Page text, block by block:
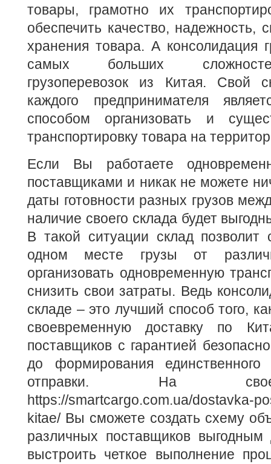
товары, грамотно их
обеспечить качество, надежность,
хранения товара. А консолидация
самых больших
грузоперевозок из Китая. Свой
каждого предпринимателя
способом организовать и
транспортировку товара на
Если Вы работаете
поставщиками и никак не можете
даты готовности разных грузов
наличие своего склада будет
В такой ситуации склад позволит
одном месте грузы от
организовать одновременную
снизить свои затраты. Ведь
складе – это лучший способ того,
своевременную доставку по
поставщиков с гарантией
до формирования
отправки. На
https://smartcargo.com.ua/dostavka-
kitae/Вы сможете создать схему
различных поставщиков
выстроить четкое выполнение